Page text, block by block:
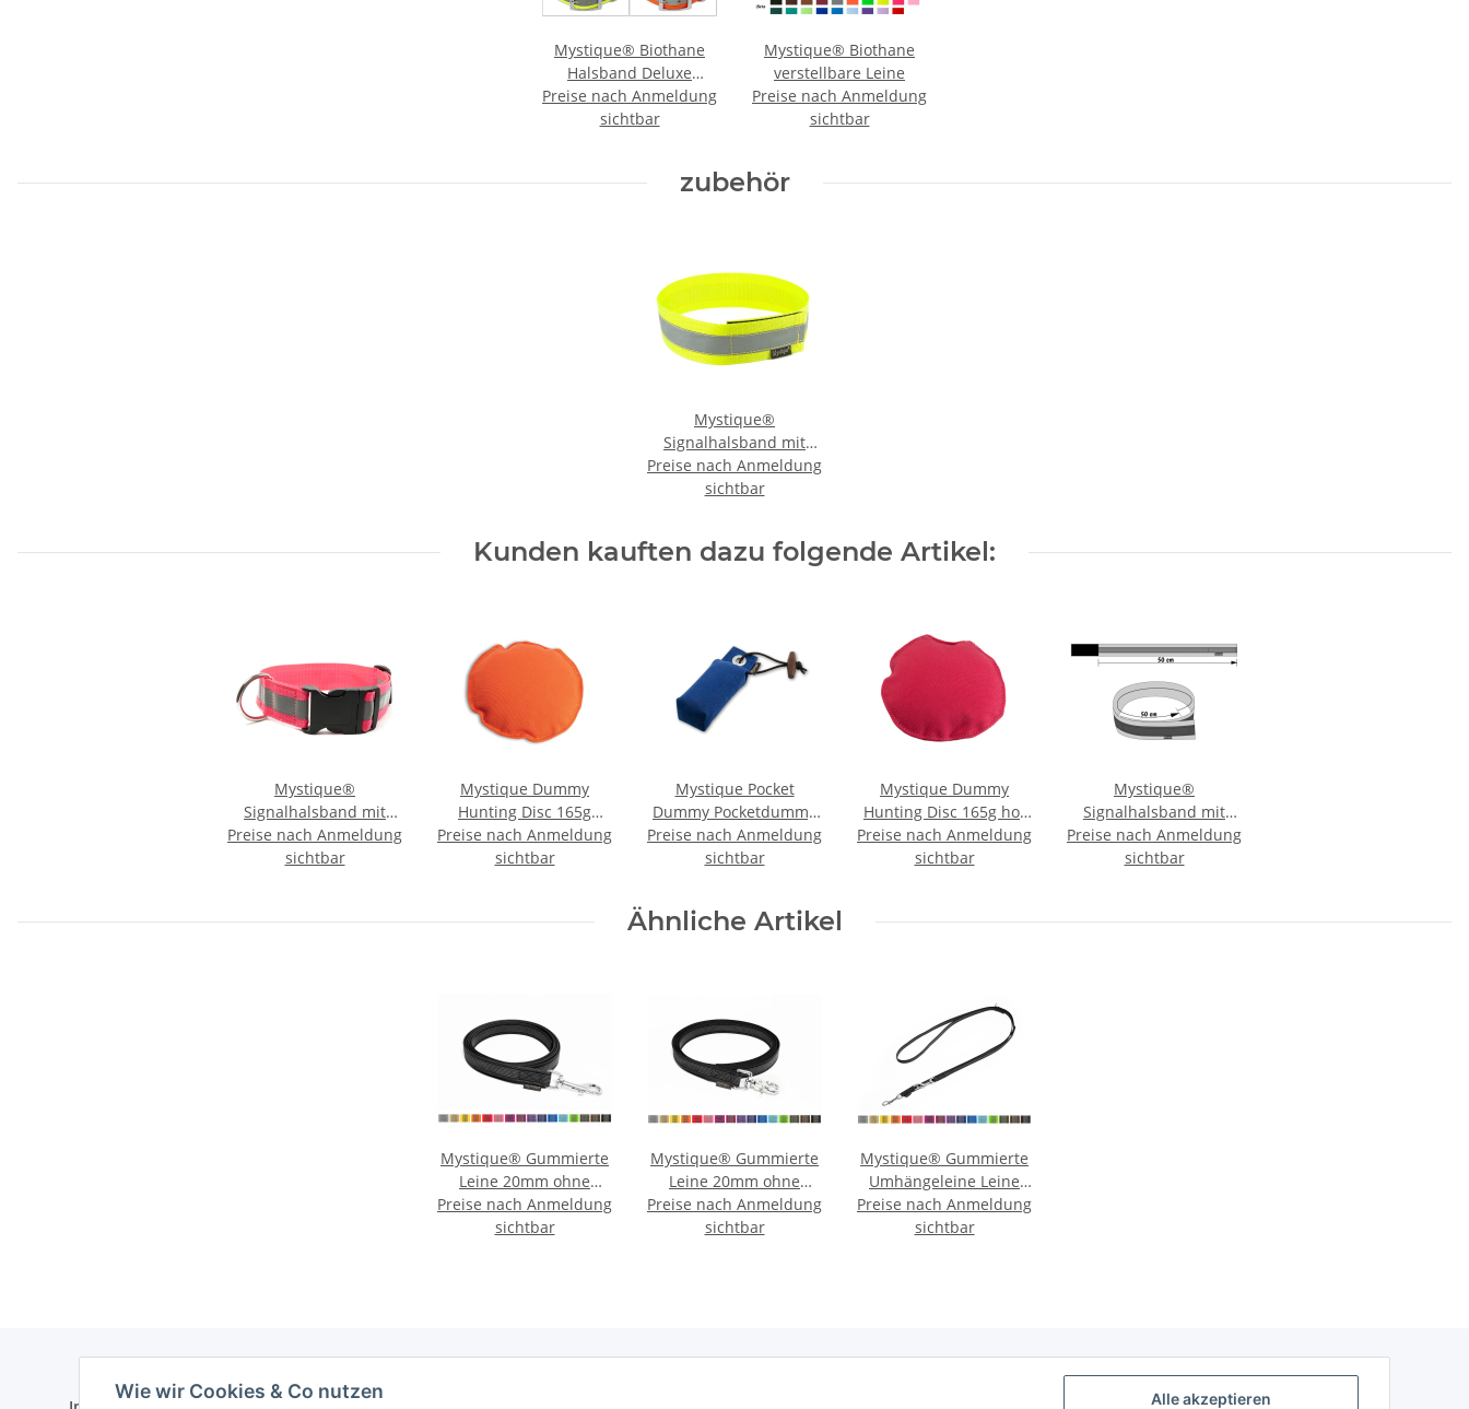
Alle akzeptieren
Wie wir Cookies & Co nutzen
Mystique® Biothane
Halsband Deluxe
Hundehalsband
Preise nach Anmeldung
sichtbar
Mystique® Biothane
verstellbare Leine
Preise nach Anmeldung
sichtbar
zubehör
Mystique®
Signalhalsband mit
Klettverschluss
Reflexhalsband 55cm
Preise nach Anmeldung
sichtbar
Kunden kauften dazu folgende Artikel:
Mystique®
Signalhalsband mit
Klickverschluss 40mm
neonpink 30-40cm
Preise nach Anmeldung
sichtbar
Mystique Dummy
Hunting Disc 165g
orange
Preise nach Anmeldung
sichtbar
Mystique Pocket
Dummy Pocketdummy
blau 85g
Preise nach Anmeldung
sichtbar
Mystique Dummy
Hunting Disc 165g hot
pink
Preise nach Anmeldung
sichtbar
Mystique®
Signalhalsband mit
Klettverschluss
Reflexhalsband 35cm
Preise nach Anmeldung
sichtbar
Ähnliche Artikel
Mystique® Gummierte
Leine 20mm ohne
Handschlaufe Standard
Karabiner
Preise nach Anmeldung
sichtbar
Mystique® Gummierte
Leine 20mm ohne
Handschlaufe
Scherenkarabinerhaken
Preise nach Anmeldung
sichtbar
Mystique® Gummierte
Umhängeleine Leine
15mm Standard
Karabiner
Preise nach Anmeldung
sichtbar